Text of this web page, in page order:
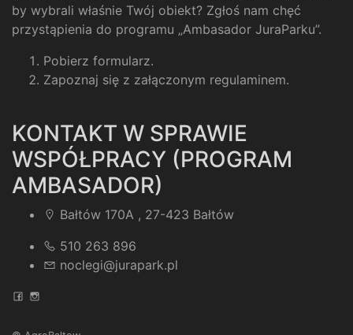
by wybrali właśnie Twój obiekt? Zgłoś nam chęć
przystąpienia do programu „Ambasador JuraParku”.
Pobierz formularz.
Zapoznaj się z załączonym regulaminem.
KONTAKT W SPRAWIE
WSPÓŁPRACY (PROGRAM
AMBASADOR)
Bałtów 170A , 27-423 Bałtów
510 263 896
noclegi@jurapark.pl